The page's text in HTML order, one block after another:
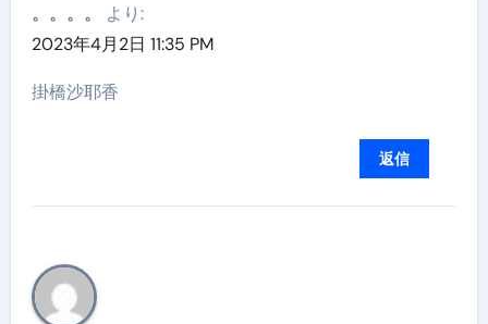
。。。。
より:
2023年4月2日 11:35 PM
掛橋沙耶香
返信